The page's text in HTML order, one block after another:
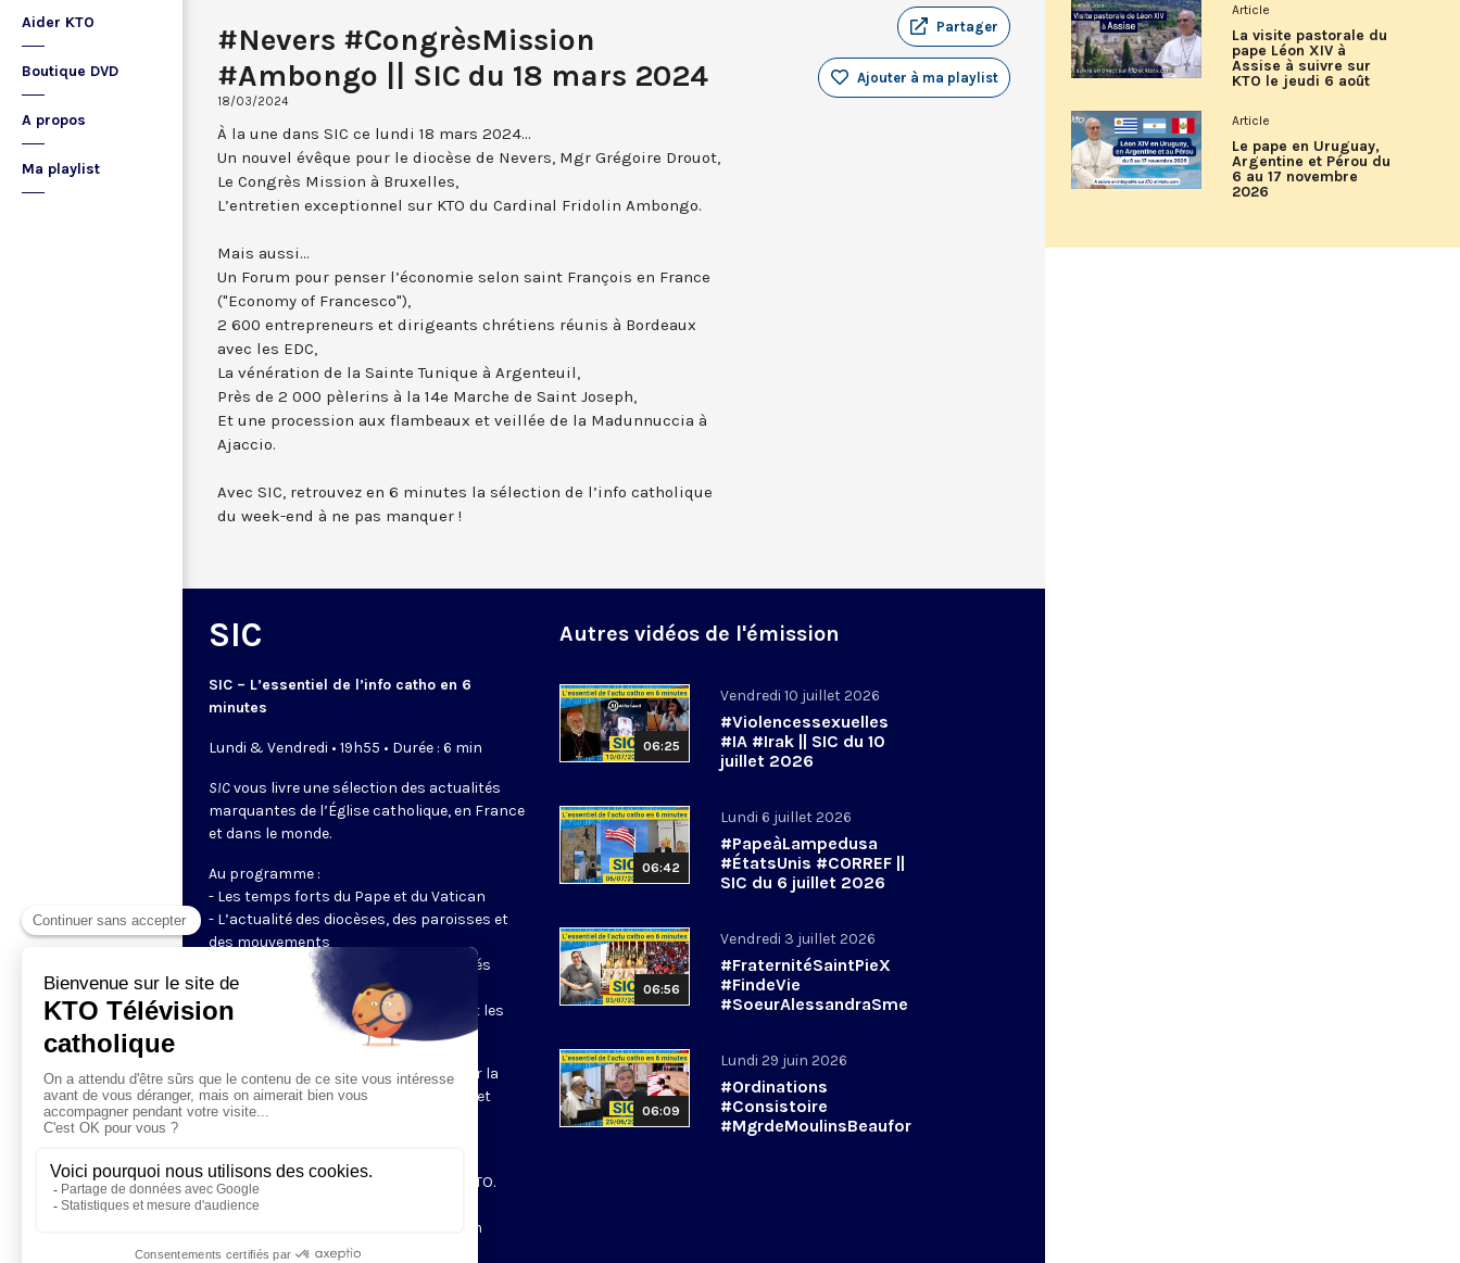
Aider KTO
Boutique DVD
A propos
Ma playlist
#Nevers #CongrèsMission
#Ambongo || SIC du 18 mars 2024
18/03/2024
Partager
Ajouter à ma playlist
À la une dans SIC ce lundi 18 mars 2024...
Un nouvel évêque pour le diocèse de Nevers, Mgr Grégoire Drouot,
Le Congrès Mission à Bruxelles,
L’entretien exceptionnel sur KTO du Cardinal Fridolin Ambongo.
Mais aussi...
Un Forum pour penser l’économie selon saint François en France
("Economy of Francesco"),
2 600 entrepreneurs et dirigeants chrétiens réunis à Bordeaux
avec les EDC,
La vénération de la Sainte Tunique à Argenteuil,
Près de 2 000 pèlerins à la 14e Marche de Saint Joseph,
Et une procession aux flambeaux et veillée de la Madunnuccia à
Ajaccio.
Avec SIC, retrouvez en 6 minutes la sélection de l’info catholique
du week-end à ne pas manquer !
SIC
SIC – L’essentiel de l’info catho en 6
minutes
Lundi & Vendredi • 19h55 • Durée : 6 min
SICvous livre une sélection des actualités
marquantes de l’Église catholique, en France
et dans le monde.
Au programme :
- Les temps forts du Pape et du Vatican
- L’actualité des diocèses, des paroisses et
des mouvements
- Les initiatives des catholiques engagés
dans le monde
- Les grands événements ecclésiaux et les
enjeux du moment pour la société
Un journal tout en images, préparé par la
rédaction de KTO, pour rester informé et
connecté à la vie de l’Église.
chaque lundi et vendredi à 19h55 sur KTO.
Abonnez-vous à la newsletter SIC en
cliquant ici
Autres vidéos de l'émission
06:25
Vendredi 10 juillet 2026
#Violencessexuelles
#IA #Irak || SIC du 10
juillet 2026
06:42
Lundi 6 juillet 2026
#PapeàLampedusa
#ÉtatsUnis #CORREF ||
SIC du 6 juillet 2026
06:56
Vendredi 3 juillet 2026
#FraternitéSaintPieX
#FindeVie
#SoeurAlessandraSme
06:09
Lundi 29 juin 2026
#Ordinations
#Consistoire
#MgrdeMoulinsBeaufor
Article
La visite pastorale du
pape Léon XIV à
Assise à suivre sur
KTO le jeudi 6 août
Article
Le pape en Uruguay,
Argentine et Pérou du
6 au 17 novembre
2026